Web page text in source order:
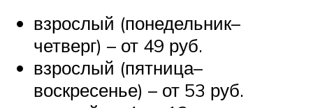
взрослый (понедельник–
четверг) – от 49 руб.
взрослый (пятница–
воскресенье) – от 53 руб.